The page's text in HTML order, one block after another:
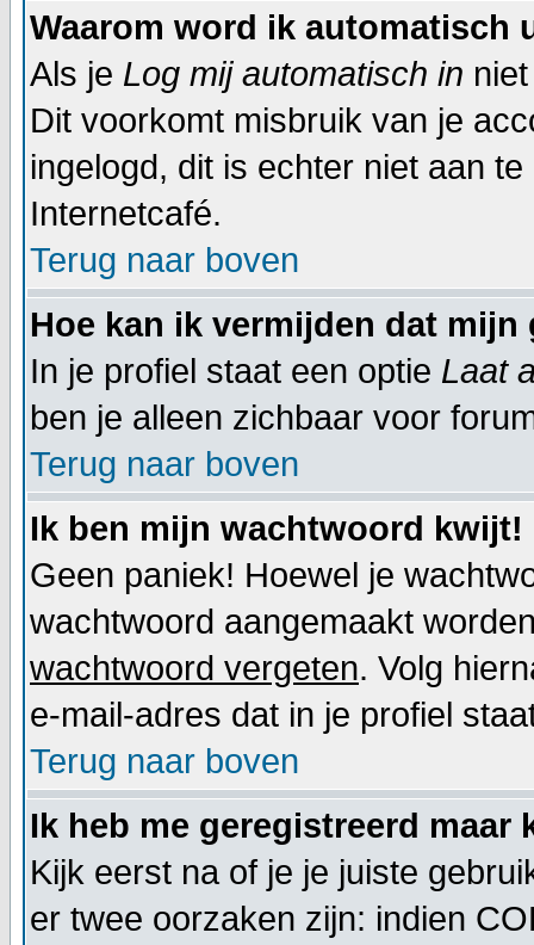
Waarom word ik automatisch
Als je Log mij automatisch in
Dit voorkomt misbruik van je
ingelogd, dit is echter niet aan
Internetcafé.
Terug naar boven
Hoe kan ik vermijden dat
In je profiel staat een optie Laat
ben je alleen zichbaar voor
Terug naar boven
Ik ben mijn wachtwoord kwijt!
Geen paniek! Hoewel je
wachtwoord aangemaakt
wachtwoord vergeten. Volg
e-mail-adres dat in je profiel
Terug naar boven
Ik heb me geregistreerd maar
Kijk eerst na of je je juiste
er twee oorzaken zijn: indien